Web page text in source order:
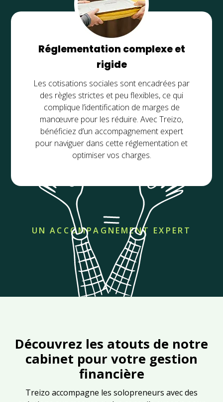
Réglementation complexe et
rigide
Les cotisations sociales sont encadrées par
des règles strictes et peu flexibles, ce qui
complique l’identification de marges de
manœuvre pour les réduire. Avec Treizo,
bénéficiez d’un accompagnement expert
pour naviguer dans cette réglementation et
optimiser vos charges.
UN ACCOMPAGNEMENT EXPERT
Découvrez les atouts de notre
cabinet pour votre gestion
financière
Treizo accompagne les solopreneurs avec des